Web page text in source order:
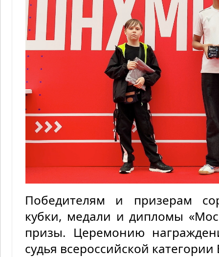
Победителям и призерам
кубки, медали и дипломы
призы. Церемонию
судья всероссийской